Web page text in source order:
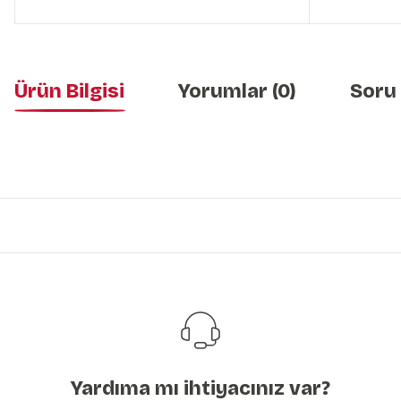
Ürün Bilgisi Yorumlar (0) Soru
Bu ürüne benzer farklı alternatifler olmalı.
Yardıma mı ihtiyacınız var?